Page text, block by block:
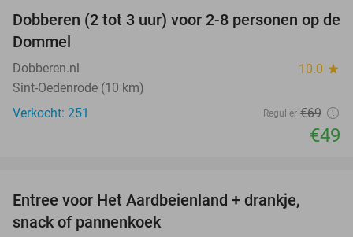
29%
Dobberen (2 tot 3 uur) voor 2-8 personen op de
Dommel
Dobberen.nl 10.0 star
Sint-Oedenrode (10 km)
Verkocht: 251
Regulier €69
€49
Entree voor Het Aardbeienland + drankje,
snack of pannenkoek